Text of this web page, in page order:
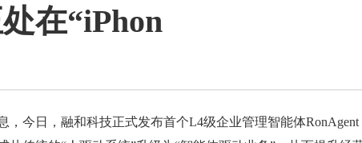
在“iPhon
今日，融和科技正式发布首个L4级企业管理智能体RonAgent